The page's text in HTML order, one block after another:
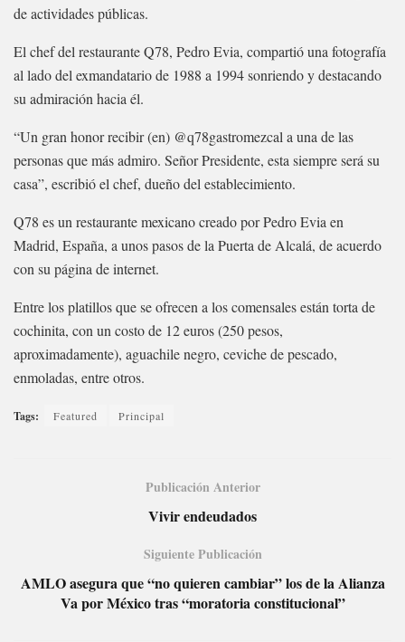
de actividades públicas.
El chef del restaurante Q78, Pedro Evia, compartió una fotografía
al lado del exmandatario de 1988 a 1994 sonriendo y destacando
su admiración hacia él.
“Un gran honor recibir (en) @q78gastromezcal a una de las
personas que más admiro. Señor Presidente, esta siempre será su
casa”, escribió el chef, dueño del establecimiento.
Q78 es un restaurante mexicano creado por Pedro Evia en
Madrid, España, a unos pasos de la Puerta de Alcalá, de acuerdo
con su página de internet.
Entre los platillos que se ofrecen a los comensales están torta de
cochinita, con un costo de 12 euros (250 pesos,
aproximadamente), aguachile negro, ceviche de pescado,
enmoladas, entre otros.
Tags: Featured Principal
Publicación Anterior
Vivir endeudados
Siguiente Publicación
AMLO asegura que “no quieren cambiar” los de la Alianza
Va por México tras “moratoria constitucional”